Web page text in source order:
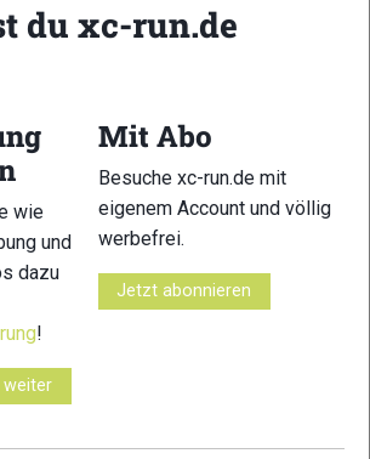
Andes Mountain
Ergebnisse
Calamorro Skyrace
Trailrunning-Portal mit
und allem was du sonst noch über
du xc-run.de
wie
und
dazu
!
weiter
Mit Abo
Besuche xc-run.de mit
eigenem Account und völlig
werbefrei.
Jetzt abonnieren